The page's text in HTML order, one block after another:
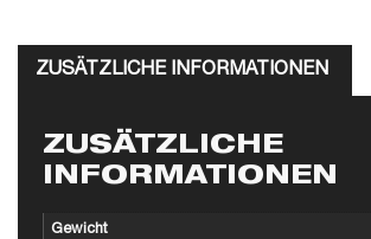
ZUSÄTZLICHE INFORMATIONEN
ZUSÄTZLICHE
INFORMATIONEN
Gewicht